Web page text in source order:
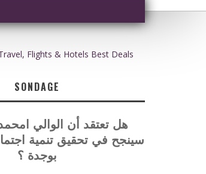
Flights & Hotels Best Deals
SONDAGE
هل تعتقد أن الوالي
سينجح في تحقيق تنمية
بوجدة ؟